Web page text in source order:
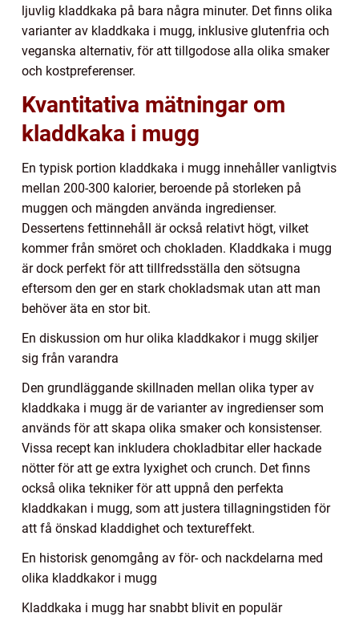
ljuvlig kladdkaka på bara några minuter. Det finns olika
varianter av kladdkaka i mugg, inklusive glutenfria och
veganska alternativ, för att tillgodose alla olika smaker
och kostpreferenser.
Kvantitativa mätningar om
kladdkaka i mugg
En typisk portion kladdkaka i mugg innehåller vanligtvis
mellan 200-300 kalorier, beroende på storleken på
muggen och mängden använda ingredienser.
Dessertens fettinnehåll är också relativt högt, vilket
kommer från smöret och chokladen. Kladdkaka i mugg
är dock perfekt för att tillfredsställa den sötsugna
eftersom den ger en stark chokladsmak utan att man
behöver äta en stor bit.
En diskussion om hur olika kladdkakor i mugg skiljer
sig från varandra
Den grundläggande skillnaden mellan olika typer av
kladdkaka i mugg är de varianter av ingredienser som
används för att skapa olika smaker och konsistenser.
Vissa recept kan inkludera chokladbitar eller hackade
nötter för att ge extra lyxighet och crunch. Det finns
också olika tekniker för att uppnå den perfekta
kladdkakan i mugg, som att justera tillagningstiden för
att få önskad kladdighet och textureffekt.
En historisk genomgång av för- och nackdelarna med
olika kladdkakor i mugg
Kladdkaka i mugg har snabbt blivit en populär